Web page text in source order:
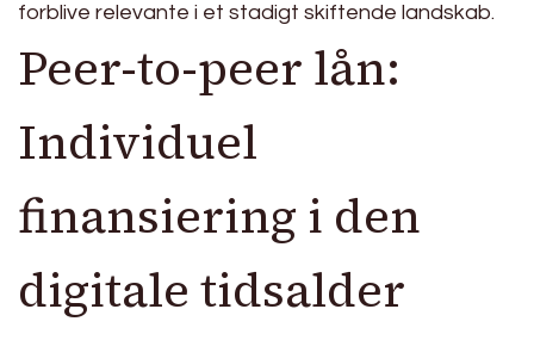
forblive relevante i et stadigt skiftende landskab.
Peer-to-peer lån:
Individuel
finansiering i den
digitale tidsalder